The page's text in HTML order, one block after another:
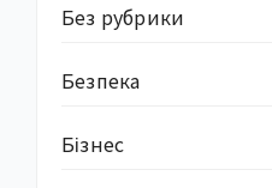
Без рубрики
Безпека
Бізнес